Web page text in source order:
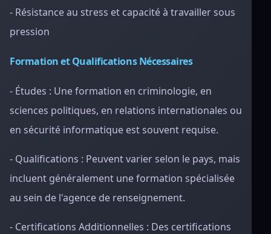
- Résistance au stress et capacité à travailler sous
pression
Formation et Qualifications Nécessaires
- Études : Une formation en criminologie, en
sciences politiques, en relations internationales ou
en sécurité informatique est souvent requise.
- Qualifications : Peuvent varier selon le pays, mais
incluent généralement une formation spécialisée
au sein de l'agence de renseignement.
- Certifications Additionnelles : Des certifications